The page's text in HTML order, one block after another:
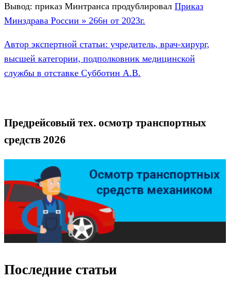
Вывод: приказ Минтранса продублировал Приказ
Минздрава России » 266н от 2023г.
Автор экспертной статьи: учредитель, врач-хирург,
высшей категории, подполковник медицинской
службы в отставке Субботин А.В.
Предрейсовый тех. осмотр транспортных
средств 2026
Последние статьи